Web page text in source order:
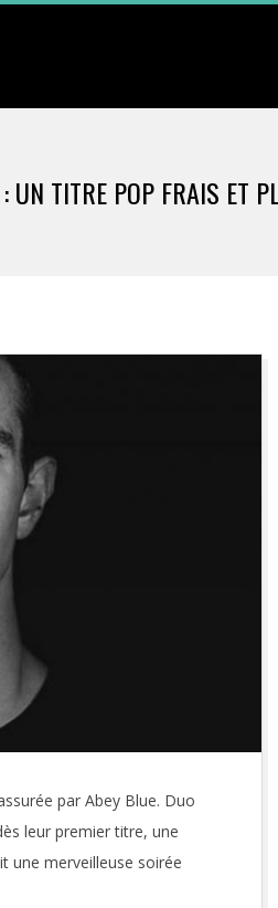
UN TITRE POP FRAIS ET
par Abey Blue. Duo
leur premier titre, une
une merveilleuse soirée